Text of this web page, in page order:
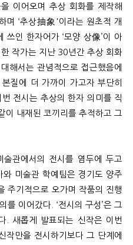
이어오며 추상 회화를 제작해
며 ‘추상抽象 ' 이라는 원초적 개
쓰인 한자어가 ‘모양 상像’이 아
작가는 지난 30 년간 추상 회화
해서는 관념적으로 접근했음에
본질에 더 가까이 가고자 부단히
전시는 추상의 한자 의미를 직
이 내재된 코끼리를 추적하고 그
술관에서의 전시를 염두에 두고
와 미술관 학예팀은 경기도 양주
주기적으로 오가며 작품의 진행
를 이어갔다 . ‘전시의 구성 ’은 그
. 새롭게 발표되는 신작은 이번
작만을 전시하기보다 그 단계에